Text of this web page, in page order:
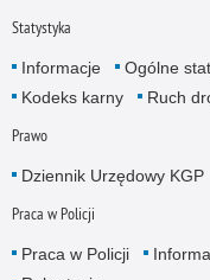
Statystyka
Informacje Ogólne
Kodeks karny
Ruch
Prawo
Dziennik Urzędowy KGP
Praca w Policji
Praca w Policji